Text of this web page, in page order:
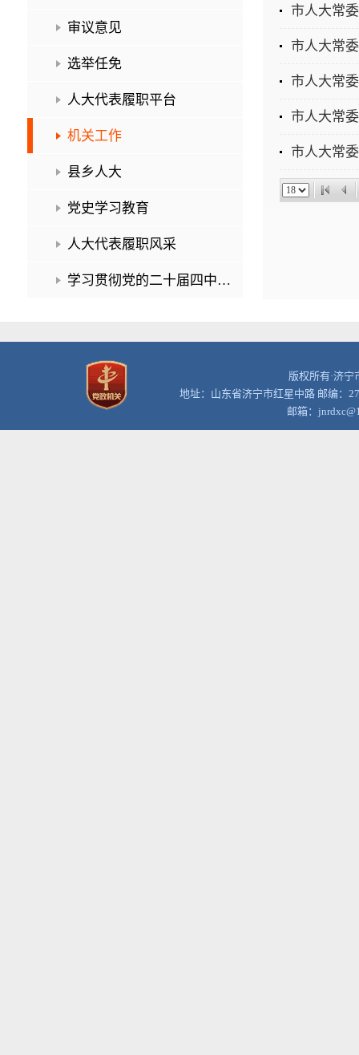
审议意见
选举任免
人大代表履职平台
机关工作
县乡人大
党史学习教育
人大代表履职风采
学习贯彻党的二十届四中全会精神
市人大常
市人大常
市人大常
市人大常
市人大常
版权所有·济
地址：山东省济宁市红星中路 邮编：
邮箱：